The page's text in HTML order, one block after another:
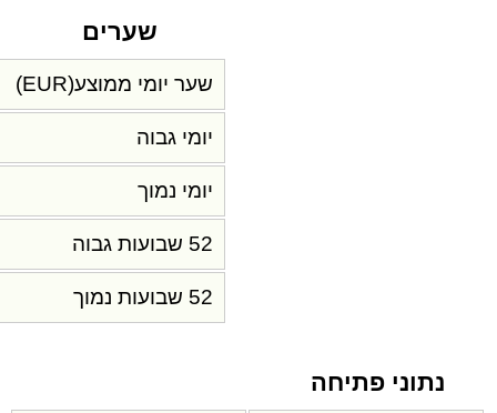
שערים
שער יומי ממוצע(EUR)
יומי גבוה
יומי נמוך
52 שבועות גבוה
52 שבועות נמוך
נתוני פתיחה